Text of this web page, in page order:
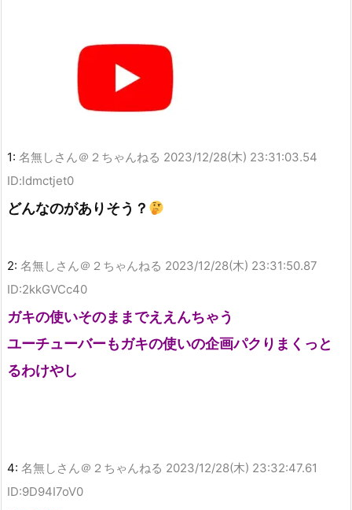
1: 名無しさん＠２ちゃんねる 2023/12/28(木) 23:31:03.54
ID:ldmctjet0
どんなのがありそう？
2: 名無しさん＠２ちゃんねる 2023/12/28(木) 23:31:50.87
ID:2kkGVCc40
ガキの使いそのままでええんちゃう
ユーチューバーもガキの使いの企画パクりまくっと
るわけやし
4: 名無しさん＠２ちゃんねる 2023/12/28(木) 23:32:47.61
ID:9D94I7oV0